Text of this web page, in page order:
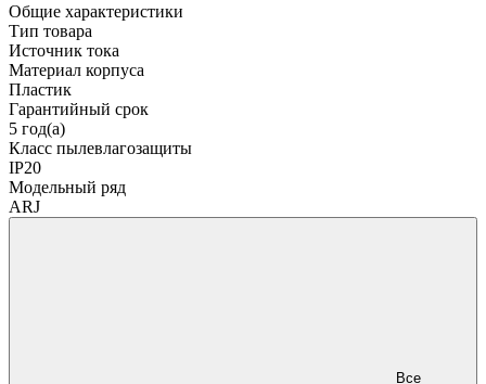
Общие характеристики
Тип товара
Источник тока
Материал корпуса
Пластик
Гарантийный срок
5 год(а)
Класс пылевлагозащиты
IP20
Модельный ряд
ARJ